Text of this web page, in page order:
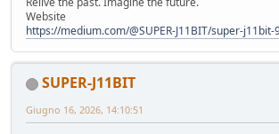
Website
https://medium.com/@SUPER-J11BIT/super-
SUPER-J11BIT
Giugno 16, 2026, 14:10:51